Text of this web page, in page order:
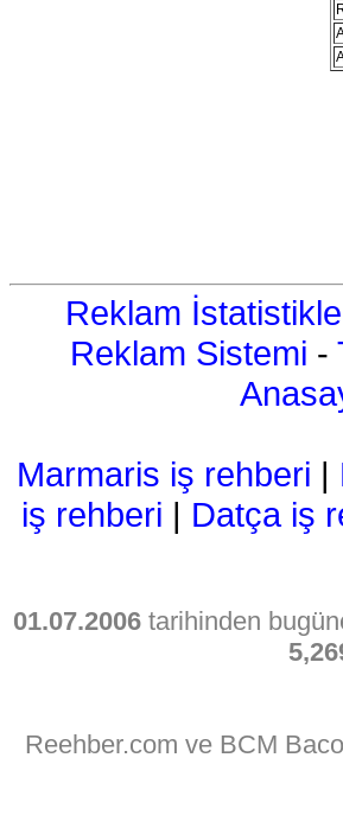
Reklam
Reklam Sistemi -
Marmaris iş rehberi |
iş rehberi | Datça iş
01.07.2006 tarihinden
Reehber.com ve BCM